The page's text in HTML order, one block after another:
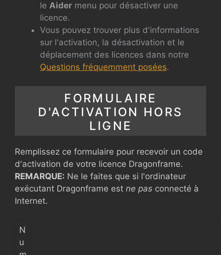
le Aider menu pour désactiver une
licence.
Vous pouvez trouver plus d'informations
sur l'activation, la désactivation et le
déplacement des licences dans notre
Questions fréquemment posées.
FORMULAIRE
D'ACTIVATION HORS
LIGNE
Remplissez ce formulaire pour recevoir un code
d'activation de votre licence Dragonframe.
REMARQUE: Ne le faites que si l'ordinateur
exécutant Dragonframe est ne pas connecté à
Internet.
N
u